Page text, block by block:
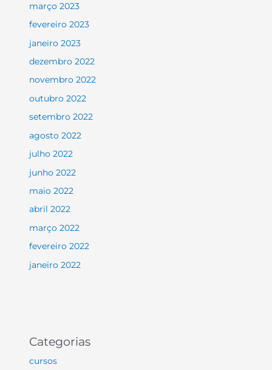
março 2023
fevereiro 2023
janeiro 2023
dezembro 2022
novembro 2022
outubro 2022
setembro 2022
agosto 2022
julho 2022
junho 2022
maio 2022
abril 2022
março 2022
fevereiro 2022
janeiro 2022
Categorias
cursos